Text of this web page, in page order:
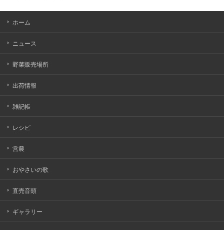
ホーム
ニュース
野菜販売場所
出荷情報
雑記帳
レシピ
営農
おやさいの歌
直売音頭
ギャラリー